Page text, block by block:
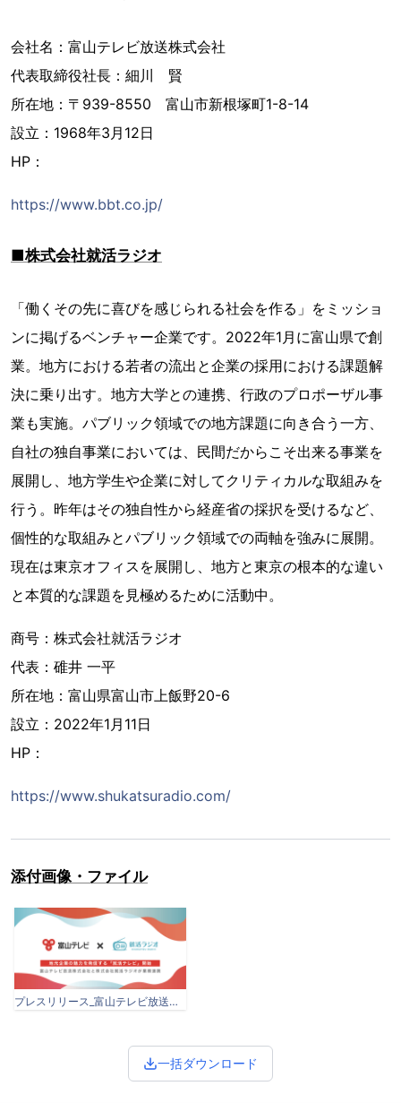
会社名：富山テレビ放送株式会社
代表取締役社長：細川 賢
所在地：〒939-8550 富山市新根塚町1-8-14
設立：1968年3月12日
HP：
https://www.bbt.co.jp/
■株式会社就活ラジオ
「働くその先に喜びを感じられる社会を作る」をミッショ
ンに掲げるベンチャー企業です。2022年1月に富山県で創
業。地方における若者の流出と企業の採用における課題解
決に乗り出す。地方大学との連携、行政のプロポーザル事
業も実施。パブリック領域での地方課題に向き合う一方、
自社の独自事業においては、民間だからこそ出来る事業を
展開し、地方学生や企業に対してクリティカルな取組みを
行う。昨年はその独自性から経産省の採択を受けるなど、
個性的な取組みとパブリック領域での両軸を強みに展開。
現在は東京オフィスを展開し、地方と東京の根本的な違い
と本質的な課題を見極めるために活動中。
商号：株式会社就活ラジオ
代表：碓井 一平
所在地：富山県富山市上飯野20-6
設立：2022年1月11日
HP：
https://www.shukatsuradio.com/
添付画像・ファイル
プレスリリース_富山テレビ放送と就活ラジオが業務連携.docx-1.png
一括ダウンロード